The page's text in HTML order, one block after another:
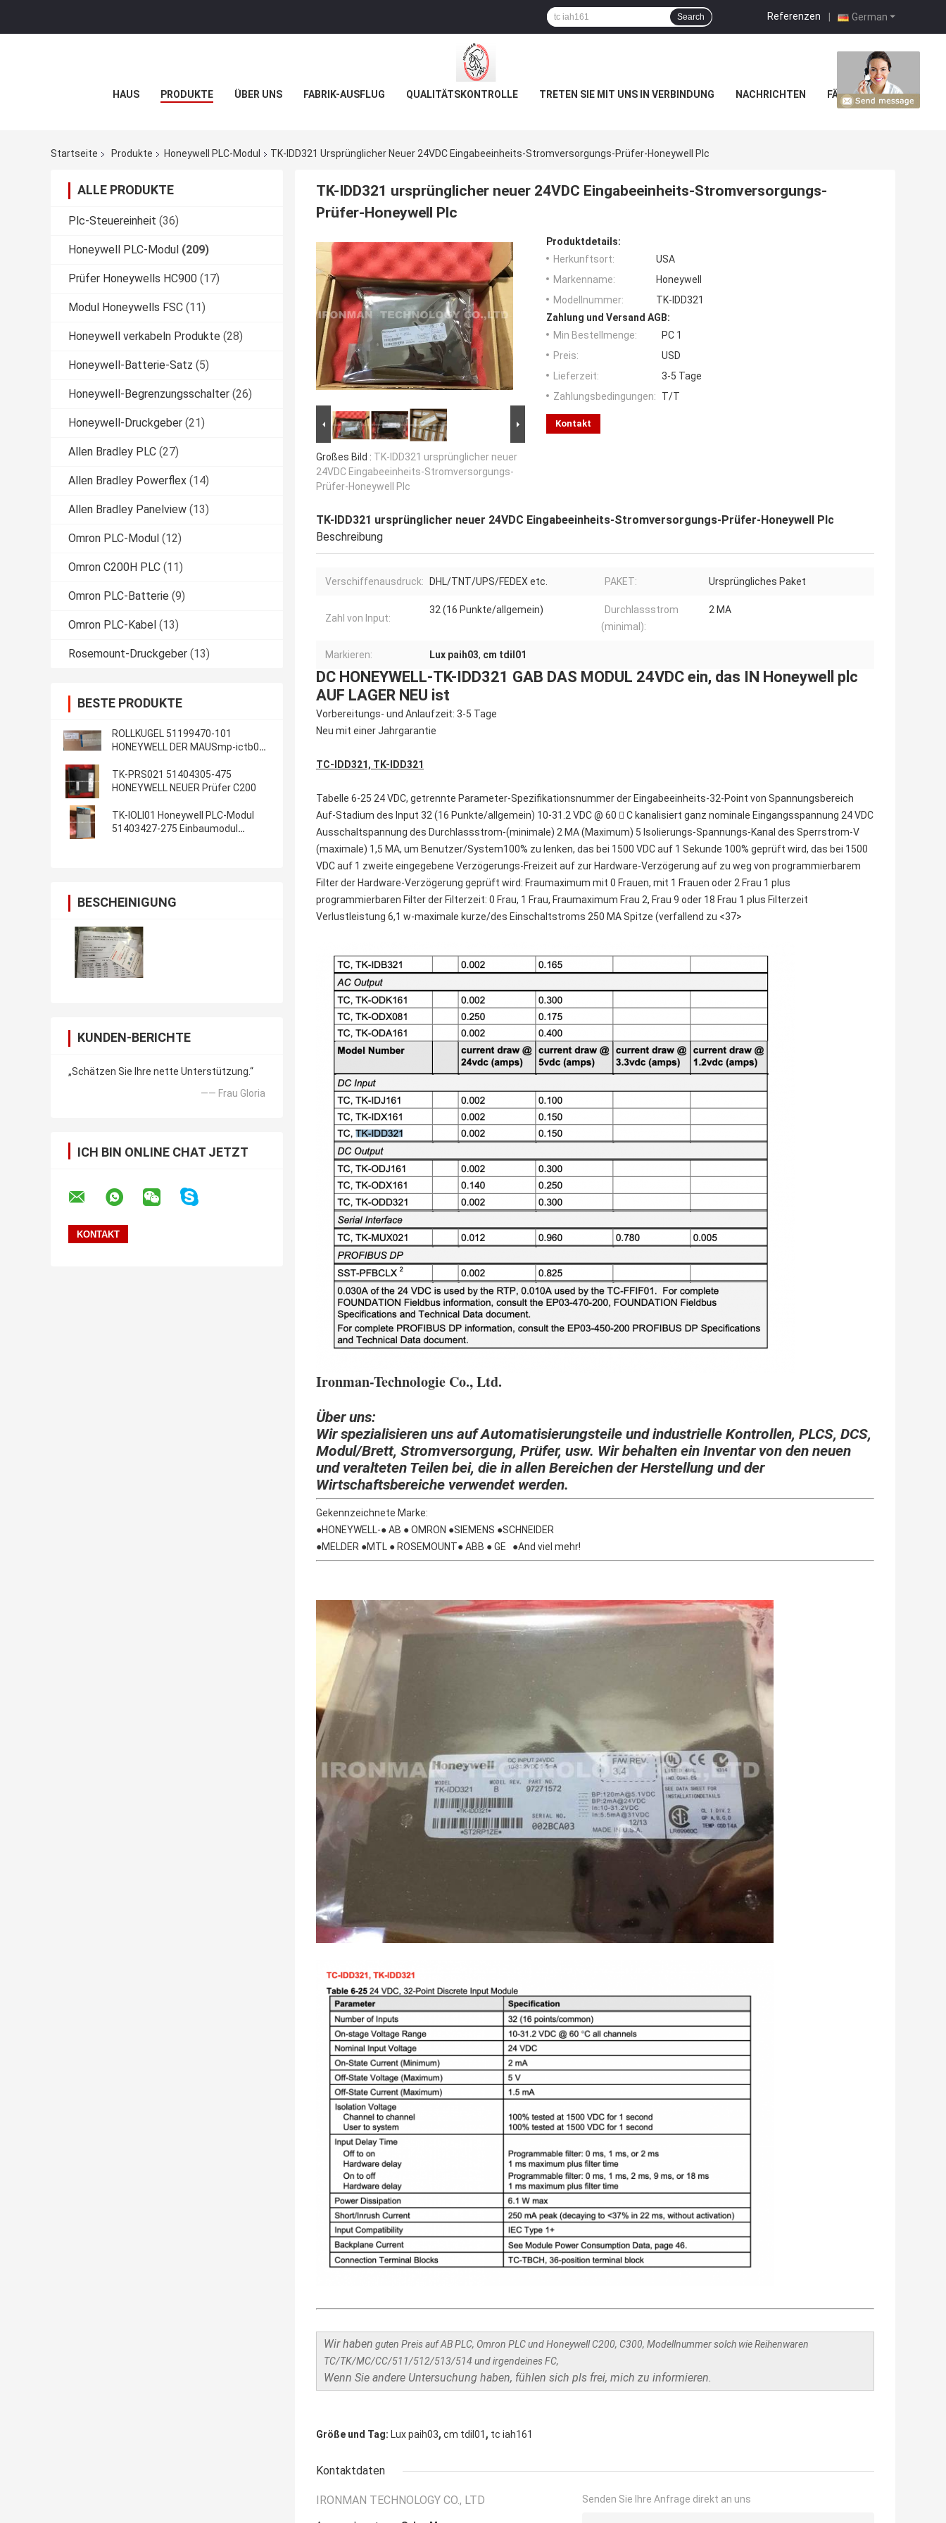
German
Referenzen |
Search
HAUS PRODUKTE ÜBER UNS FABRIK-AUSFLUG QUALITÄTSKONTROLLE TRETEN SIE MIT UNS IN VERBINDUNG NACHRICHTEN FÄLLE
Startseite Produkte Honeywell PLC-Modul TK-IDD321 Ursprünglicher Neuer 24VDC Eingabeeinheits-Stromversorgungs-Prüfer-Honeywell Plc
ALLE PRODUKTE
Plc-Steuereinheit (36)
Honeywell PLC-Modul (209)
Prüfer Honeywells HC900 (17)
Modul Honeywells FSC (11)
Honeywell verkabeln Produkte (28)
Honeywell-Batterie-Satz (5)
Honeywell-Begrenzungsschalter (26)
Honeywell-Druckgeber (21)
Allen Bradley PLC (27)
Allen Bradley Powerflex (14)
Allen Bradley Panelview (13)
Omron PLC-Modul (12)
Omron C200H PLC (11)
Omron PLC-Batterie (9)
Omron PLC-Kabel (13)
Rosemount-Druckgeber (13)
BESTE PRODUKTE
ROLLKUGEL 51199470-101
HONEYWELL DER MAUSmp-ictb01-
TK-PRS021 51404305-475
HONEYWELL NEUER Prüfer C200
TK-IOLI01 Honeywell PLC-Modul
51403427-275 Einbaumodul
BESCHEINIGUNG
KUNDEN-BERICHTE
„Schätzen Sie Ihre nette Unterstützung.“
—— Frau Gloria
ICH BIN ONLINE CHAT JETZT
TK-IDD321 ursprünglicher neuer 24VDC Eingabeeinheits-Stromversorgungs-
Prüfer-Honeywell Plc
Großes Bild : TK-IDD321 ursprünglicher neuer
24VDC Eingabeeinheits-Stromversorgungs-
Prüfer-Honeywell Plc
Produktdetails:
Herkunftsort:
USA
Markenname:
Honeywell
Modellnummer:
TK-IDD321
Zahlung und Versand AGB:
Min Bestellmenge:
PC 1
Preis:
USD
Lieferzeit:
3-5 Tage
Zahlungsbedingungen:
T/T
Kontakt
TK-IDD321 ursprünglicher neuer 24VDC Eingabeeinheits-Stromversorgungs-Prüfer-Honeywell Plc
Beschreibung
Verschiffenausdruck: DHL/TNT/UPS/FEDEX etc. PAKET: Ursprüngliches Paket
Zahl von Input:
32 (16 Punkte/allgemein)
Durchlassstrom
(minimal):
2 MA
Markieren: Lux paih03, cm tdil01
DC HONEYWELL-TK-IDD321 GAB DAS MODUL 24VDC ein, das IN Honeywell plc
AUF LAGER NEU ist
Vorbereitungs- und Anlaufzeit: 3-5 Tage
Neu mit einer Jahrgarantie
TC-IDD321, TK-IDD321
Tabelle 6-25 24 VDC, getrennte Parameter-Spezifikationsnummer der Eingabeeinheits-32-Point von Spannungsbereich
Auf-Stadium des Input 32 (16 Punkte/allgemein) 10-31.2 VDC @ 60  C kanalisiert ganz nominale Eingangsspannung 24 VDC
Ausschaltspannung des Durchlassstrom-(minimale) 2 MA (Maximum) 5 Isolierungs-Spannungs-Kanal des Sperrstrom-V
(maximale) 1,5 MA, um Benutzer/System100% zu lenken, das bei 1500 VDC auf 1 Sekunde 100% geprüft wird, das bei 1500
VDC auf 1 zweite eingegebene Verzögerungs-Freizeit auf zur Hardware-Verzögerung auf zu weg von programmierbarem
Filter der Hardware-Verzögerung geprüft wird: Fraumaximum mit 0 Frauen, mit 1 Frauen oder 2 Frau 1 plus
programmierbaren Filter der Filterzeit: 0 Frau, 1 Frau, Fraumaximum Frau 2, Frau 9 oder 18 Frau 1 plus Filterzeit
Verlustleistung 6,1 w-maximale kurze/des Einschaltstroms 250 MA Spitze (verfallend zu <37>
Ironman-Technologie Co., Ltd.
Über uns:
Wir spezialisieren uns auf Automatisierungsteile und industrielle Kontrollen, PLCS, DCS,
Modul/Brett, Stromversorgung, Prüfer, usw. Wir behalten ein Inventar von den neuen
und veralteten Teilen bei, die in allen Bereichen der Herstellung und der
Wirtschaftsbereiche verwendet werden.
Gekennzeichnete Marke:
●HONEYWELL-● AB ● OMRON ●SIEMENS ●SCHNEIDER
●MELDER ●MTL ● ROSEMOUNT● ABB ● GE ●And viel mehr!
Wir haben guten Preis auf AB PLC, Omron PLC und Honeywell C200, C300, Modellnummer solch wie Reihenwaren
TC/TK/MC/CC/511/512/513/514 und irgendeines FC,
Wenn Sie andere Untersuchung haben, fühlen sich pls frei, mich zu informieren.
Größe und Tag: Lux paih03, cm tdil01 , tc iah161
Kontaktdaten
IRONMAN TECHNOLOGY CO., LTD Senden Sie Ihre Anfrage direkt an uns